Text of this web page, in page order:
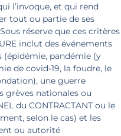
l’invoque, et qui rend
tout ou partie de ses
réserve que ces critères
inclut des événements
(épidémie, pandémie (y
de covid-19, la foudre, le
une guerre
grèves nationales ou
du CONTRACTANT ou le
selon le cas) et les
ou autorité